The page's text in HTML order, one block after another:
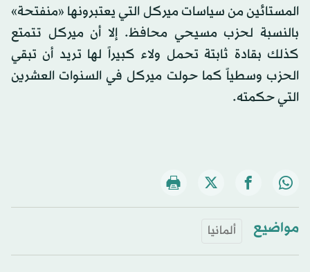
المستائين من سياسات ميركل التي يعتبرونها «منفتحة»
بالنسبة لحزب مسيحي محافظ. إلا أن ميركل تتمتع
كذلك بقادة ثابتة تحمل ولاء كبيراً لها تريد أن تبقي
الحزب وسطياً كما حولت ميركل في السنوات العشرين
التي حكمته.
مواضيع ألمانيا